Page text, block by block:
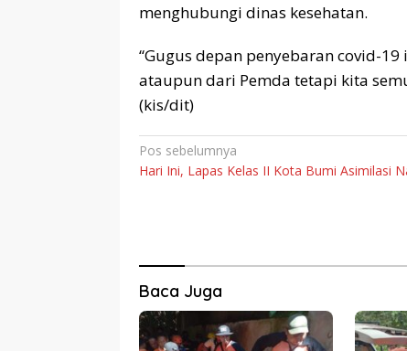
menghubungi dinas kesehatan.
“Gugus depan penyebaran covid-
ataupun dari Pemda tetapi kita
(kis/dit)
Navigasi
pos
Pos sebelumnya
Hari Ini, Lapas Kelas II Kota Bumi Asimilasi
Baca Juga